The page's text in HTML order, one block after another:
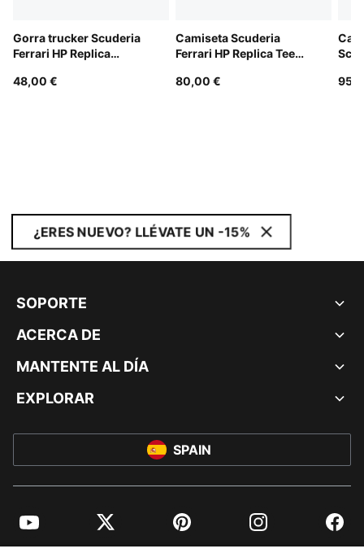
Gorra trucker Scuderia
Ferrari HP Replica
48,00 €
Camiseta Scuderia
Ferrari HP Replica Tee
80,00 €
¿ERES NUEVO? LLÉVATE UN -15%
SOPORTE
ACERCA DE
MANTENTE AL DÍA
EXPLORAR
SPAIN
YouTube Twitter Pinterest Instagram